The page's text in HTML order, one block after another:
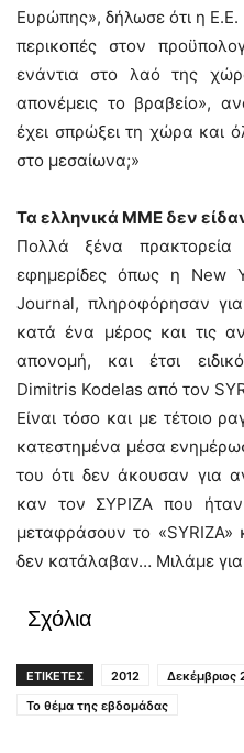
Ευρώπης», δήλωσε ότι η Ε.Ε.
περικοπές στον
ενάντια στο λαό της
απονέμεις το βραβείο»,
έχει σπρώξει τη χώρα και
στο μεσαίωνα;»
Τα ελληνικά ΜΜΕ δεν
Πολλά ξένα
εφημερίδες όπως η
Journal, πληροφόρησαν
κατά ένα μέρος και τις
απονομή, και έτσι
Dimitris Kodelas από τον
Είναι τόσο και με τέτοιο
κατεστημένα μέσα
του ότι δεν άκουσαν για
καν τον ΣΥΡΙΖΑ που
μεταφράσουν το «SYRIZA»
δεν κατάλαβαν… Μιλάμε
Σχόλια
ΕΤΙΚΕΤΕΣ 2012 Δεκέμβριος
Το θέμα της εβδομάδας